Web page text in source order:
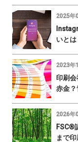
2025年
いと
2023年
印刷
赤金？
2026年
FSC®
まで